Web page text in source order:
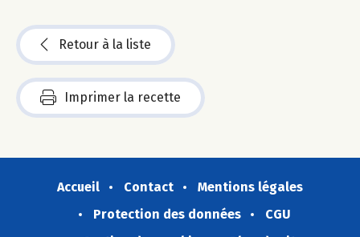
Retour à la liste
Imprimer la recette
Accueil Contact
Mentions légales
Protection des données
CGU